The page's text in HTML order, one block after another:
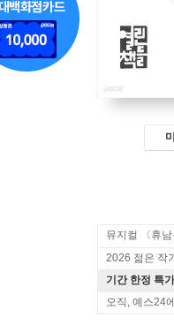
2026 젊은 작
기간 한정 특
오직, 예스24